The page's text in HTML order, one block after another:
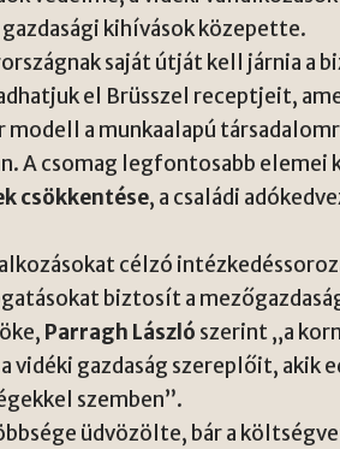
gazdasági kihívások közepette.
saját útját kell járnia a
el Brüsszel receptjeit,
a munkaalapú
A csomag legfontosabb elemei
csökkentése, a családi
célzó
biztosít a
Parragh László szerint „a
vidéki gazdaság szereplőit, akik
szemben”.
üdvözölte, bár a